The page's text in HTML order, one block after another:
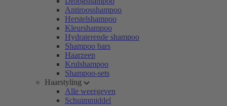
Antiroosshampoo
Herstelshampoo
Kleurshampoo
Hydraterende shampoo
Shampoo bars
Haarzeep
Krulshampoo
Shampoo-sets
Haarstyling
Alle weergeven
Schuimmiddel